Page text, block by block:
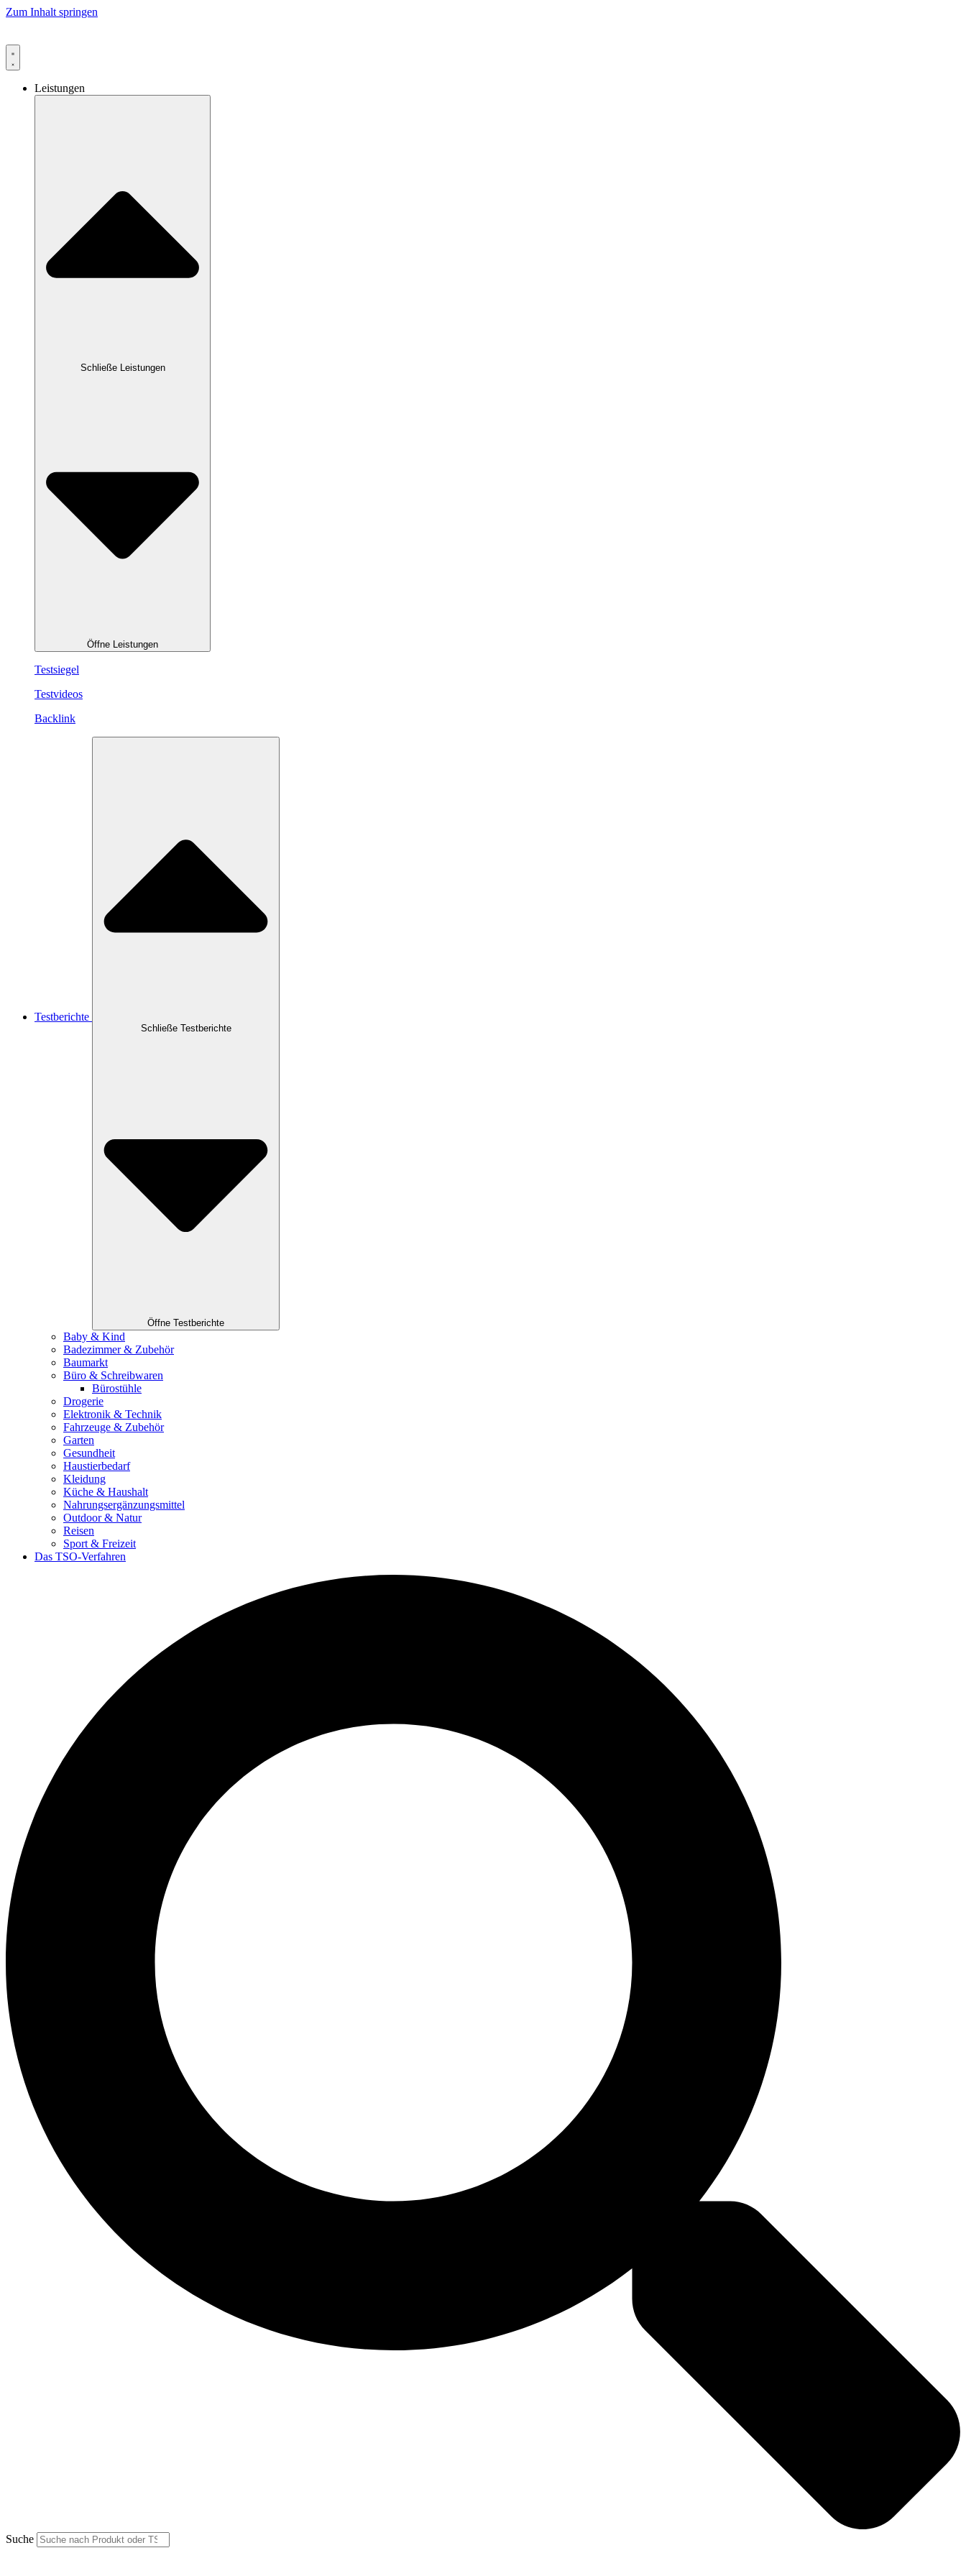
Zum Inhalt springen
Leistungen
Schließe Leistungen
Öffne Leistungen
Testsiegel
Testvideos
Backlink
Testberichte
Schließe Testberichte
Öffne Testberichte
Baby & Kind
Badezimmer & Zubehör
Baumarkt
Büro & Schreibwaren
Bürostühle
Drogerie
Elektronik & Technik
Fahrzeuge & Zubehör
Garten
Gesundheit
Haustierbedarf
Kleidung
Küche & Haushalt
Nahrungsergänzungsmittel
Outdoor & Natur
Reisen
Sport & Freizeit
Das TSO-Verfahren
Suche